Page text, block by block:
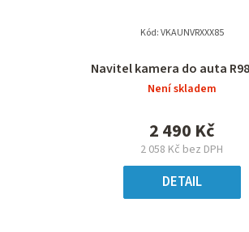
Navitel kamera do auta
Není skladem
2 058 Kč bez DPH
2 490 Kč
DETAIL
Kód:VKAUNVRXXX85